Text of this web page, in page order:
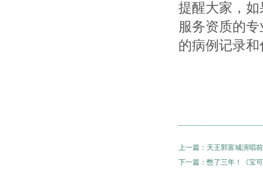
提醒大家，
服务资质的
的病例记录
上一篇： 天王郭富城演唱
下一篇： 憋了三年！《宝